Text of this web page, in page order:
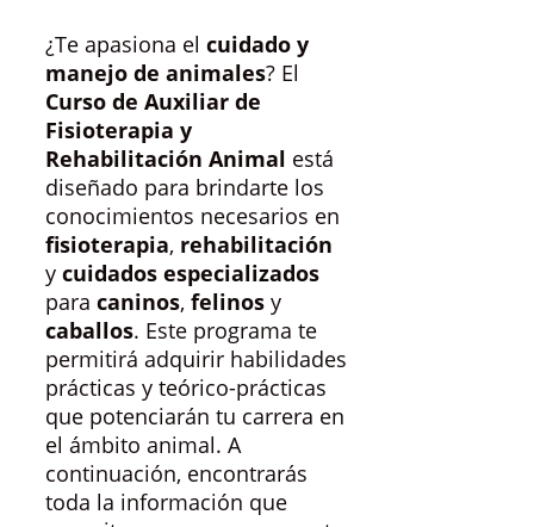
¿Te apasiona el cuidado y
manejo de animales? El
Curso de Auxiliar de
Fisioterapia y
Rehabilitación Animal está
diseñado para brindarte los
conocimientos necesarios en
fisioterapia, rehabilitación
y cuidados especializados
para caninos, felinos y
caballos. Este programa te
permitirá adquirir habilidades
prácticas y teórico-prácticas
que potenciarán tu carrera en
el ámbito animal. A
continuación, encontrarás
toda la información que